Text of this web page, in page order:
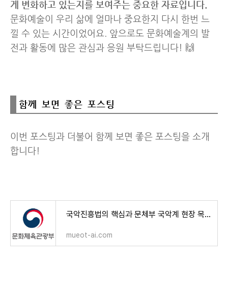
게 변화하고 있는지를 보여주는 중요한 자료입니다.
문화예술이 우리 삶에 얼마나 중요한지 다시 한번 느
낄 수 있는 시간이었어요. 앞으로도 문화예술계의 발
전과 활동에 많은 관심과 응원 부탁드립니다! 🙌
함께 보면 좋은 포스팅
이번 포스팅과 더불어 함께 보면 좋은 포스팅을 소개
합니다!
국악진흥법의 핵심과 문체부 국악계 현장 목소리 청취 알아보기
mueot-ai.com